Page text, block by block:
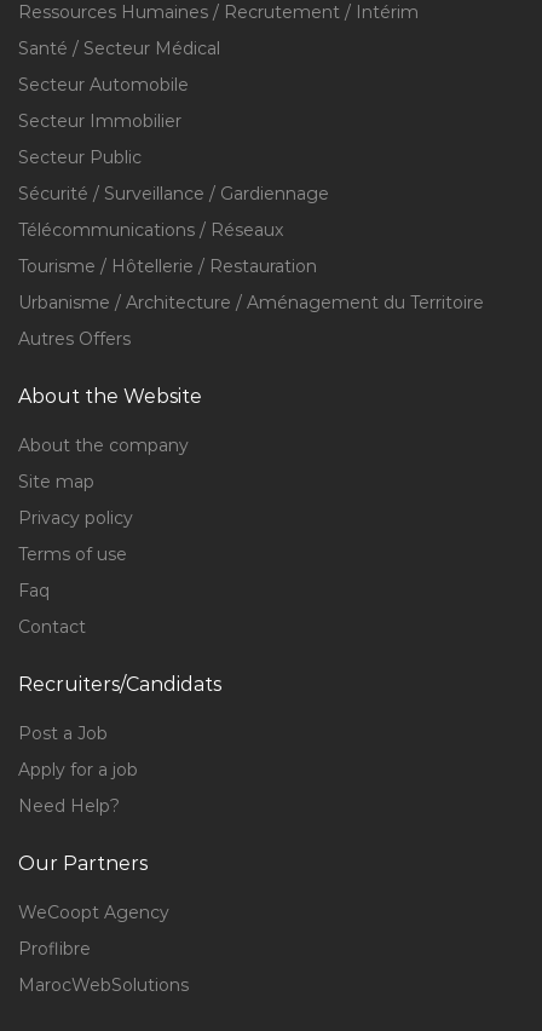
Ressources Humaines / Recrutement / Intérim
Santé / Secteur Médical
Secteur Automobile
Secteur Immobilier
Secteur Public
Sécurité / Surveillance / Gardiennage
Télécommunications / Réseaux
Tourisme / Hôtellerie / Restauration
Urbanisme / Architecture / Aménagement du Territoire
Autres Offers
About the Website
About the company
Site map
Privacy policy
Terms of use
Faq
Contact
Recruiters/Candidats
Post a Job
Apply for a job
Need Help?
Our Partners
WeCoopt Agency
Proflibre
MarocWebSolutions